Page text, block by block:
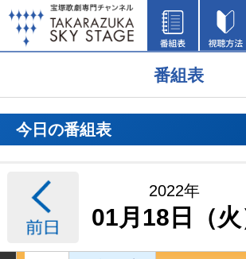
番組表
今日の番組表
2022年
01月18日（火